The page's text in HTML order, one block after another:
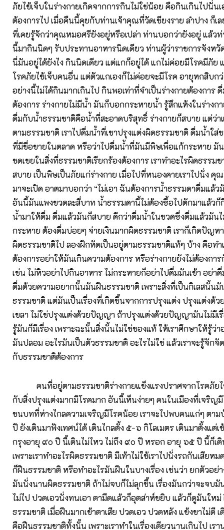
ภัยไข้เจ็บในร่างกายเกิดจากการกินไม่ใช่น้อย คือกินเกินไปนั่นเ
ต้องการไป เมื่อคืนนี้คุยกับท่านเจ้าคุณที่วัดเชียงราย ลำปาง ก็
ที่เคยรู้จักว่าคุณหมอศรียังอยู่หรือเปล่า ท่านบอกว่ายังอยู่ แล้ว
นี้มากินนิดๆ รับประทานอาหารนิดเดียว ท่านผู้ว่าราชการจังหวั
นี่มันอยู่ได้ยังไง กินนิดเดียว แต่แกก็อยู่ได้ แกไม่ค่อยมีโรคมีภัย
โรคภัยไข้เจ็บคนอื่น แต่ตัวแกเองก็ไม่ค่อยจะมีโรค อายุหกสิบก
อย่างนี้ไม่ได้กินมากเกินไป กินพอเท่าที่จำเป็นร่างกายต้องการ ดื่
ต้องการ ร่างกายไม่มีน้ำ มันก็บอกกระหายน้ำ รู้สึกแห้งในร่างกา
ดื่มกับน้ำธรรมชาติคือน้ำที่สะอาดบริสุทธิ์ ร่างกายก็สบาย แต่ว่า
ตามธรรมชาติ เราไปดื่มน้ำที่เขาปรุงแต่งผิดธรรมชาติ ดื่มน้ำใส่
ที่มีชื่อขายในตลาด หรือว่าไปดื่มน้ำที่มันมีพิษเพื่อแก้กระหาย มัน
ชดเชยในสิ่งที่ธรรมชาติเรียกร้องต้องการ เราทำอะไรผิดธรรมช
สบาย เป็นพิษเป็นภัยแก่ร่างกาย เมื่อไปที่หนองคายเราไปนั่ง คุ
มาจะเปิด อาตมาบอกว่า “ไม่เอา ฉันต้องการน้ำธรรมดาดื่มแล้
อันนี้มันแพงขวดละสี่บาท น้ำธรรมดานี้ไม่ต้องซื้อไปตักมาแล้วก็
น้ำมาให้ดื่ม ดื่มแล้วมันก็สบาย ดีกว่าดื่มน้ำในขวดซึ่งดื่มแล้วมันไ
กระหาย ต้องดื่มบ่อยๆ จ่ายเงินมากผิดธรรมชาติ เราก็เกิดปัญหา
ผิดธรรมชาติไป ลองฝึกหัดเป็นอยู่ตามธรรมชาติแท้ๆ บ้าง คือทำ
ต้องการอย่าให้มันเกินความต้องการ หรือร่างกายยังไม่ต้องกา
เช่น ไม่หิวอย่าไปกินอาหาร ไม่กระหายก็อย่าไปดื่มมันเข้า อย่า
ดื่มด้วยความอยากนั้นมันฝืนธรรมชาติ เพราะสิ่งที่เป็นกิเลสนั้นมั
ธรรมชาติ แต่มันเป็นเรื่องที่เกิดขึ้นจากการปรุงแต่ง ปรุงแต่งด้ว
เขลา ไม่ใช่ปรุงแต่งด้วยปัญญา ถ้าปรุงแต่งด้วยปัญญามันไม่มีเ
รู้มันก็มีเรื่อง เพราะฉะนั้นสิ่งนั้นไม่ใช่ของแท้ ให้เราศึกษาให้รู้ว่า
มันปลอม อะไรมันเป็นตัวธรรมชาติ อะไรไม่ใช่ แล้วเราจะรู้จักจัด
กับธรรมชาติต้องการ
คนที่อยู่ตามธรรมชาติร่างกายแข็งแรงปราศจากโรคภัยไ
กับสิ่งปรุงแต่งมากมีโรคมาก อันนี้เห็นง่ายๆ คนในเมืองที่เจริญ
ชนบทที่ห่างไกลความเจริญมีโรคน้อย เราจะไปพบคนแก่ๆ ตา
ปี ยังเดินมาฟังเทศน์ได้ เดินไกลตั้ง ๕-๖ กิโลเมตร เดินมาตั้งแต่เ
กรุงอายุ ๙๐ ปี นี้เดินไม่ไหว ไม่ถึง ๙๐ ปี หรอก อายุ ๖๕ ปี นี้ก็เ
เพราะเราทำอะไรผิดธรรมชาติ มีเท้าไม่ใช้เราไปนั่งรถกันเสียหม
ก็ฝืนธรรมชาติ หรือทำอะไรมันฝืนในบางเรื่อง เช่นว่า ยกตัวอย่
มันนั่งนานผิดธรรมชาติ ถ้าไม่จบก็ไม่ลุกขึ้น เรื่องมันกว่าจะจบ
ไม่ไป ปวดเอวนั่งทนเอา ตามืดแล้วก็อุตส่าห์ขยิบ แล้วก็ดูมันให
ธรรมชาติ เมื่อฝืนมากเข้าตาเสีย ปวดเอว ปวดหลัง แข้งขาไม่ดี
คือฝืนธรรมชาติทั้งนั้น เพราะเราทำในเรื่องเดียวนานเกินไป เร